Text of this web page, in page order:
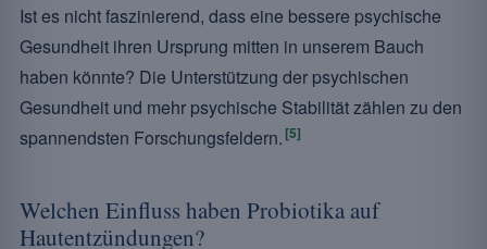
Ist es nicht faszinierend, dass eine bessere psychische
Gesundheit ihren Ursprung mitten in unserem Bauch
haben könnte? Die Unterstützung der psychischen
Gesundheit und mehr psychische Stabilität zählen zu den
spannendsten Forschungsfeldern. [5]
Welchen Einfluss haben Probiotika auf
Hautentzündungen?